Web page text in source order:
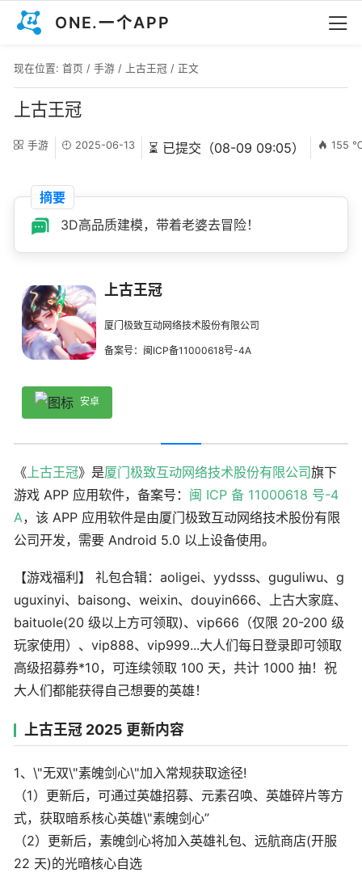
ONE.一个APP
现在位置: 首页 / 手游 / 上古王冠 / 正文
上古王冠
手游 2025-06-13 ⏳ 已提交（08-09 09:05） 155
摘要
3D高品质建模，带着老婆去冒险！
上古王冠
厦门极致互动网络技术股份有限公司
备案号：闽ICP备11000618号-4A
安卓
《 上古王冠》是厦门极致互动网络技术股份有限公司旗下
游戏 APP 应用软件，备案号： 闽 ICP 备 11000618 号-4
A，该 APP 应用软件是由厦门极致互动网络技术股份有限
公司开发，需要 Android 5.0 以上设备使用。
【游戏福利】 礼包合辑：aoligei、yydsss、guguliwu、g
uguxinyi、baisong、weixin、douyin666、上古大家庭、
baituole(20 级以上方可领取)、vip666（仅限 20-200 级
玩家使用）、vip888、vip999...大人们每日登录即可领取
高级招募券*10，可连续领取 100 天，共计 1000 抽！祝
大人们都能获得自己想要的英雄！
上古王冠 2025 更新内容
1、\"无双\"素魄剑心\"加入常规获取途径!
（1）更新后，可通过英雄招募、元素召唤、英雄碎片等方
式，获取暗系核心英雄\"素魄剑心”
（2）更新后，素魄剑心将加入英雄礼包、远航商店(开服
22 天)的光暗核心自选